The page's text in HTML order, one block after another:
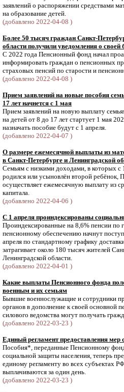
заявлений о распоряжении средствами
на образование детей.
(добавлено 2022-04-08 )
Более 50 тысяч граждан Санкт-
области получили уведомления о своей
С 2022 года Пенсионный фонд начал
информировать граждан о пенсионных
страховых пенсий по старости и
(добавлено 2022-04-08 )
Прием заявлений на новые пособия
17 лет начнется с 1 мая
Прием заявлений на новую выплату
на детей от 8 до 17 лет стартует 1 мая
назначать пособие будут с 1 апреля.
(добавлено 2022-04-07 )
О размере ежемесячной выплаты из
в Санкт-Петербурге и Ленинградской
Семьям с низкими доходами, в которых с
родился или усыновлён второй ребёнок,
осуществляет ежемесячную выплату из
капитала.
(добавлено 2022-04-06 )
С 1 апреля проиндексированы
Проиндексированные на 8,6% пенсии по
пенсионному обеспечению начнут
апреля по стандартному графику
затрагивает около 180 тысяч жителей
Ленинградской области.
(добавлено 2022-04-01 )
Какие выплаты Пенсионного фонда
военным и их семьям
Бывшие военнослужащие и сотрудники
органов в дополнение к своей основной
силового ведомства могут получать
(добавлено 2022-03-23 )
Единый регламент предоставления мер
Пособия*, переданные Пенсионному
социальной защиты населения, теперь
единому регламенту во всех субъектах
выплачиваются за один день.
(добавлено 2022-03-23 )